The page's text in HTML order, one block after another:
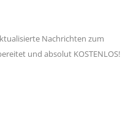
Nachrichten zum
und absolut KOSTENLOS!